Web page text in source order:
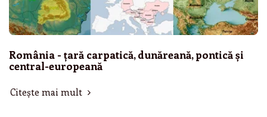
România - țară carpatică, dunăreană, pontică și
central-europeană
Citește mai mult